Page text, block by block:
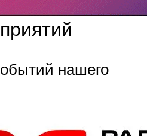
нашего